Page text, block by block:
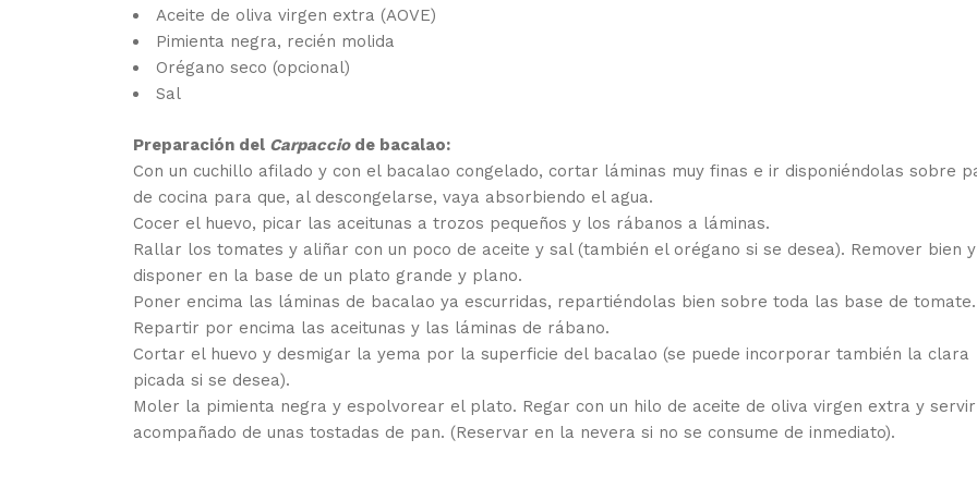
Aceite de oliva virgen extra (AOVE)
Pimienta negra, recién molida
Orégano seco (opcional)
Sal
Preparación del Carpaccio de bacalao:
Con un cuchillo afilado y con el bacalao congelado, cortar láminas muy finas e ir disponiéndolas sobre
de cocina para que, al descongelarse, vaya absorbiendo el agua.
Cocer el huevo, picar las aceitunas a trozos pequeños y los rábanos a láminas.
Rallar los tomates y aliñar con un poco de aceite y sal (también el orégano si se desea). Remover bien y
disponer en la base de un plato grande y plano.
Poner encima las láminas de bacalao ya escurridas, repartiéndolas bien sobre toda las base de tomate.
Repartir por encima las aceitunas y las láminas de rábano.
Cortar el huevo y desmigar la yema por la superficie del bacalao (se puede incorporar también la clara
picada si se desea).
Moler la pimienta negra y espolvorear el plato. Regar con un hilo de aceite de oliva virgen extra y servir
acompañado de unas tostadas de pan. (Reservar en la nevera si no se consume de inmediato).